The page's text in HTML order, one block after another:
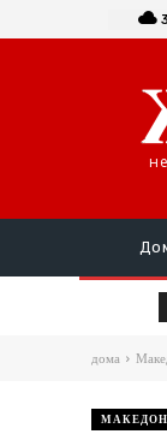
дома